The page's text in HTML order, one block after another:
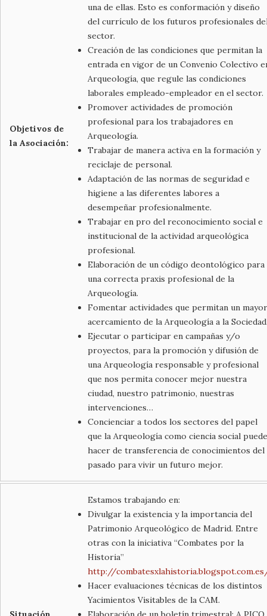
Objetivos de
la Asociación:
una de ellas. Esto es conformación y diseño
del currículo de los futuros profesionales
sector.
Creación de las condiciones que permitan la
entrada en vigor de un Convenio Colectivo
Arqueología, que regule las condiciones
laborales empleado-empleador en el sector.
Promover actividades de promoción
profesional para los trabajadores en
Arqueología.
Trabajar de manera activa en la formación y
reciclaje de personal.
Adaptación de las normas de seguridad e
higiene a las diferentes labores a
desempeñar profesionalmente.
Trabajar en pro del reconocimiento social e
institucional de la actividad arqueológica
profesional.
Elaboración de un código deontológico para
una correcta praxis profesional de la
Arqueología.
Fomentar actividades que permitan un mayor
acercamiento de la Arqueología a la
Ejecutar o participar en campañas y/o
proyectos, para la promoción y difusión de
una Arqueología responsable y profesional
que nos permita conocer mejor nuestra
ciudad, nuestro patrimonio, nuestras
intervenciones…
Concienciar a todos los sectores del papel
que la Arqueología como ciencia social puede
hacer de transferencia de conocimientos del
pasado para vivir un futuro mejor.
Estamos trabajando en:
Divulgar la existencia y la importancia del
Patrimonio Arqueológico de Madrid. Entre
otras con la iniciativa “Combates por la
Historia”
http://
Hacer evaluaciones técnicas de los distintos
Yacimientos Visitables de la CAM.